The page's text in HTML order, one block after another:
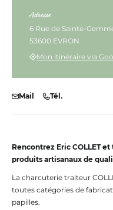
Rencontrez Eric COLLET
produits artisanaux de
La charcuterie traiteur
toutes catégories de
papilles.
Adresse
6 Rue de Sainte-
53600 EVRON
Mon itinéraire via
Mail Tél.